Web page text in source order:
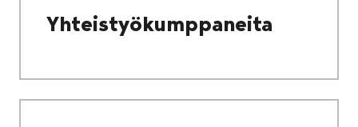
Yhteistyökumppaneita